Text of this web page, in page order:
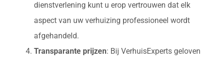
dienstverlening kunt u erop vertrouwen dat elk
aspect van uw verhuizing professioneel wordt
afgehandeld.
Transparante prijzen: Bij VerhuisExperts geloven